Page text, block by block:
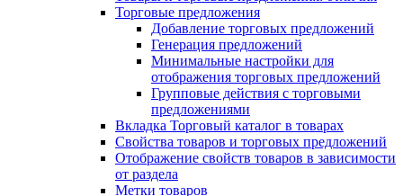
Торговые предложения
Добавление торговых предложений
Генерация предложений
Минимальные настройки для
отображения торговых предложений
Групповые действия с торговыми
предложениями
Вкладка Торговый каталог в товарах
Свойства товаров и торговых предложений
Отображение свойств товаров в зависимости
от раздела
Метки товаров